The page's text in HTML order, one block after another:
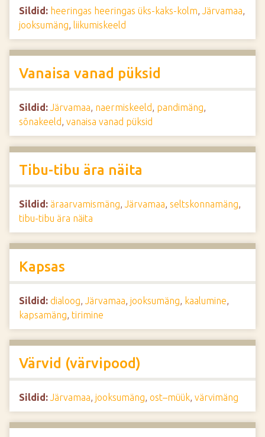
Sildid: heeringas heeringas üks-kaks-kolm, Järvamaa,
jooksumäng, liikumiskeeld
Vanaisa vanad püksid
Sildid: Järvamaa, naermiskeeld, pandimäng,
sõnakeeld, vanaisa vanad püksid
Tibu-tibu ära näita
Sildid: äraarvamismäng, Järvamaa, seltskonnamäng,
tibu-tibu ära näita
Kapsas
Sildid: dialoog, Järvamaa, jooksumäng, kaalumine,
kapsamäng, tirimine
Värvid (värvipood)
Sildid: Järvamaa, jooksumäng, ost–müük, värvimäng